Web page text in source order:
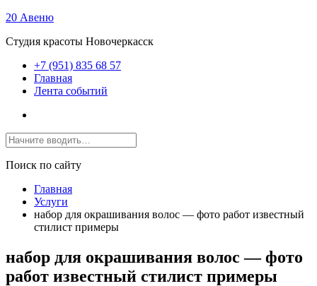
20 Авеню
Студия красоты Новочеркасск
+7 (951) 835 68 57
Главная
Лента событий
Поиск по сайту
Главная
Услуги
набор для окрашивания волос — фото работ известный
стилист примеры
набор для окрашивания волос — фото
работ известный стилист примеры